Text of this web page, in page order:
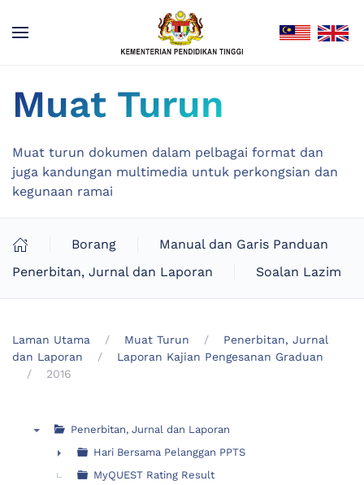
Muat Turun
Muat turun dokumen dalam pelbagai format dan
juga kandungan multimedia untuk perkongsian dan
kegunaan ramai
Borang
Manual dan Garis Panduan
Penerbitan, Jurnal dan Laporan
Soalan Lazim
Laman Utama Muat Turun
Penerbitan, Jurnal
dan Laporan
Laporan Kajian Pengesanan Graduan
2016
Penerbitan, Jurnal dan Laporan
►
Hari Bersama Pelanggan PPTS
MyQUEST Rating Result